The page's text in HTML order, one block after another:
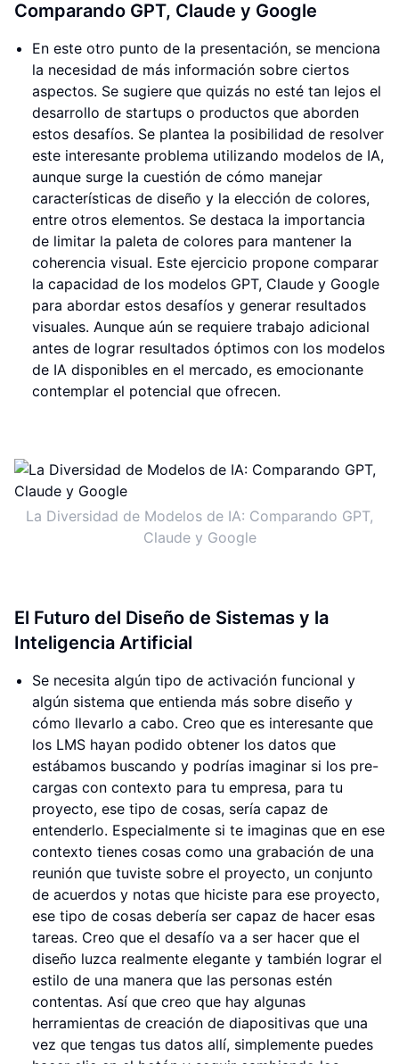
Comparando GPT, Claude y Google
En este otro punto de la presentación, se menciona
la necesidad de más información sobre ciertos
aspectos. Se sugiere que quizás no esté tan lejos el
desarrollo de startups o productos que aborden
estos desafíos. Se plantea la posibilidad de resolver
este interesante problema utilizando modelos de IA,
aunque surge la cuestión de cómo manejar
características de diseño y la elección de colores,
entre otros elementos. Se destaca la importancia
de limitar la paleta de colores para mantener la
coherencia visual. Este ejercicio propone comparar
la capacidad de los modelos GPT, Claude y Google
para abordar estos desafíos y generar resultados
visuales. Aunque aún se requiere trabajo adicional
antes de lograr resultados óptimos con los modelos
de IA disponibles en el mercado, es emocionante
contemplar el potencial que ofrecen.
La Diversidad de Modelos de IA: Comparando GPT,
Claude y Google
El Futuro del Diseño de Sistemas y la
Inteligencia Artificial
Se necesita algún tipo de activación funcional y
algún sistema que entienda más sobre diseño y
cómo llevarlo a cabo. Creo que es interesante que
los LMS hayan podido obtener los datos que
estábamos buscando y podrías imaginar si los pre-
cargas con contexto para tu empresa, para tu
proyecto, ese tipo de cosas, sería capaz de
entenderlo. Especialmente si te imaginas que en ese
contexto tienes cosas como una grabación de una
reunión que tuviste sobre el proyecto, un conjunto
de acuerdos y notas que hiciste para ese proyecto,
ese tipo de cosas debería ser capaz de hacer esas
tareas. Creo que el desafío va a ser hacer que el
diseño luzca realmente elegante y también lograr el
estilo de una manera que las personas estén
contentas. Así que creo que hay algunas
herramientas de creación de diapositivas que una
vez que tengas tus datos allí, simplemente puedes